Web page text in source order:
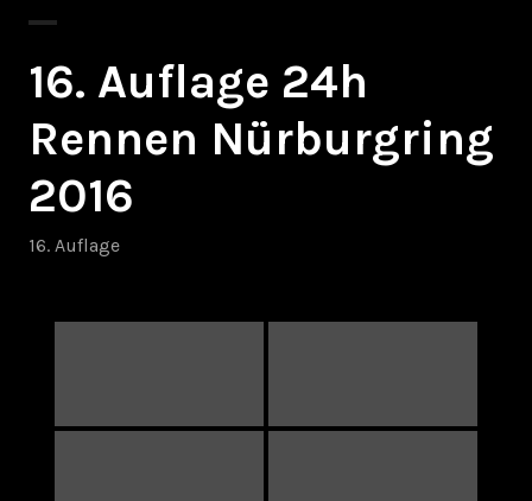
16. Auflage 24h
Rennen Nürburgring
2016
16. Auflage